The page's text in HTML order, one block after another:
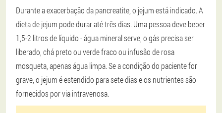
Durante a exacerbação da pancreatite, o jejum está indicado. A
dieta de jejum pode durar até três dias. Uma pessoa deve beber
1,5-2 litros de líquido - água mineral serve, o gás precisa ser
liberado, chá preto ou verde fraco ou infusão de rosa
mosqueta, apenas água limpa. Se a condição do paciente for
grave, o jejum é estendido para sete dias e os nutrientes são
fornecidos por via intravenosa.